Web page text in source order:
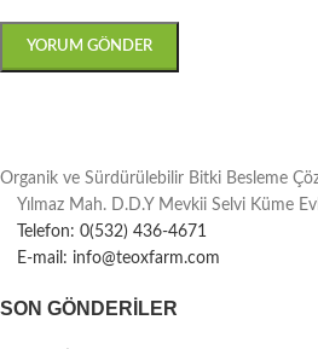
Organik ve Sürdürülebilir Bitki Besleme
Yılmaz Mah. D.D.Y Mevkii Selvi Küme
Telefon: 0(532) 436-4671
E-mail: info@teoxfarm.com
SON GÖNDERILER